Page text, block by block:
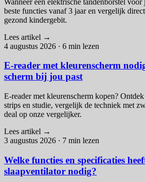
beste functies vanaf 3 jaar en vergelijk
gezond kindergebit.
Lees artikel →
4 augustus 2026 · 6 min lezen
E-reader met kleurenscherm
scherm bij jou past
E-reader met kleurenscherm kopen?
strips en studie, vergelijk de techniek met
deal op onze vergelijker.
Lees artikel →
3 augustus 2026 · 7 min lezen
Welke functies en specificaties
slaapventilator nodig?